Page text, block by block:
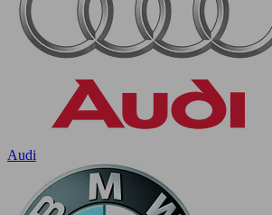
Audi